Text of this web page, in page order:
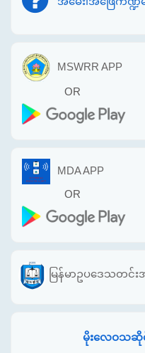
MSWRR APP
OR
MDA APP
OR
မြန်မာဥပဒေသတ
မိုးလေဝသဆိုင်